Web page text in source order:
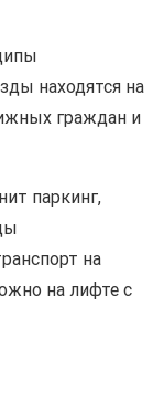
находятся на
граждан и
паркинг,
на
на лифте с